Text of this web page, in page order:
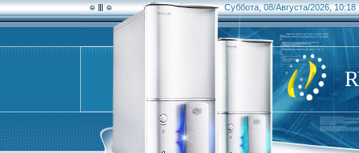
Суббота, 08/Августа/2026, 10:18